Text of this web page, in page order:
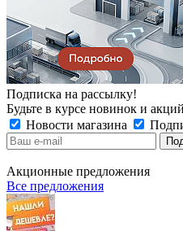
Подписка на рассылку!
Будьте в курсе новинок и акций
Новости магазина
Акционные предложения
Все предложения